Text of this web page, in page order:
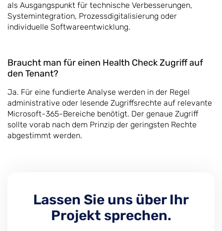
als Ausgangspunkt für technische Verbesserungen,
Systemintegration, Prozessdigitalisierung oder
individuelle Softwareentwicklung.
Braucht man für einen Health Check Zugriff auf
den Tenant?
Ja. Für eine fundierte Analyse werden in der Regel
administrative oder lesende Zugriffsrechte auf relevante
Microsoft-365-Bereiche benötigt. Der genaue Zugriff
sollte vorab nach dem Prinzip der geringsten Rechte
abgestimmt werden.
Lassen Sie uns über Ihr
Projekt sprechen.